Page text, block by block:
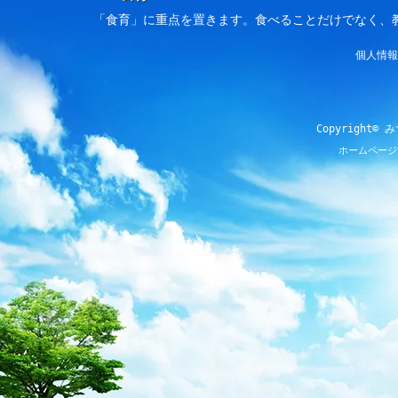
「食育」に重点を置きます。食べることだけでなく
個人情
Copyright© み
ホームペー